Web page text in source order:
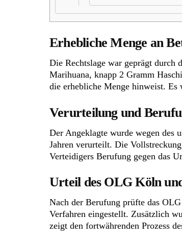
Erhebliche Menge an
Die Rechtslage war geprägt durch
Marihuana, knapp 2 Gramm
die erhebliche Menge hinweist.
Verurteilung und
Der Angeklagte wurde wegen des
Jahren verurteilt. Die
Verteidigers Berufung gegen das
Urteil des OLG Köln
Nach der Berufung prüfte das
Verfahren eingestellt. Zusätzlich
zeigt den fortwährenden Prozess